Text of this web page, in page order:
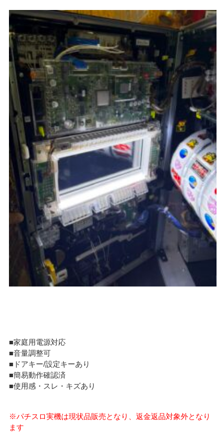
■家庭用電源対応
■音量調整可
■ドアキー/設定キーあり
■簡易動作確認済
■使用感・スレ・キズあり
※パチスロ実機は現状品販売となり、返金返品対象外となり
ます